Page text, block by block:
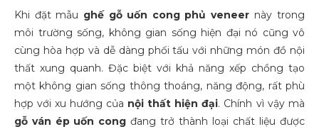
Khi đặt mẫu ghế gỗ uốn cong phủ veneer này trong
môi trường sống, không gian sống hiện đại nó cũng vô
cùng hòa hợp và dễ dàng phối tấu với những món đồ nội
thất xung quanh. Đặc biệt với khả năng xếp chồng tạo
một không gian sống thông thoáng, năng động, rất phù
hợp với xu hướng của nội thất hiện đại. Chính vì vậy mà
gỗ ván ép uốn cong đang trở thành loại chất liệu được